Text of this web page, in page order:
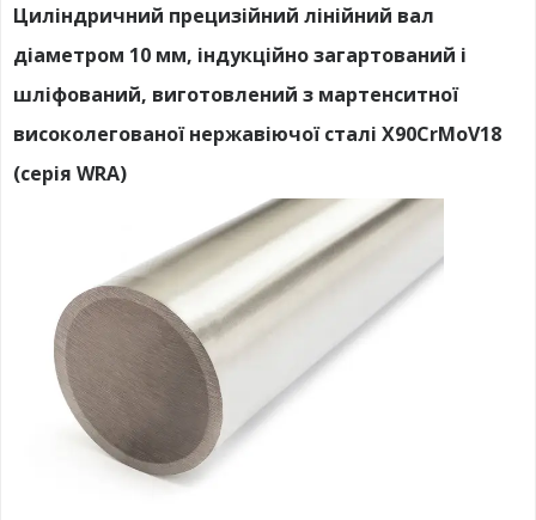
Циліндричний прецизійний лінійний вал
діаметром 10 мм, індукційно загартований і
шліфований, виготовлений з мартенситної
високолегованої нержавіючої сталі X90CrMoV18
(серія WRA)